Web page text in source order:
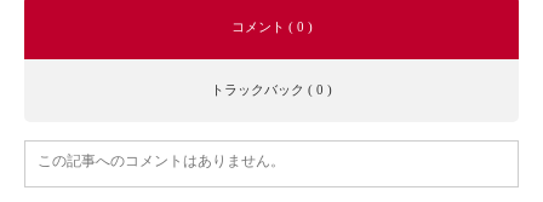
コメント ( 0 )
トラックバック ( 0 )
この記事へのコメントはありません。